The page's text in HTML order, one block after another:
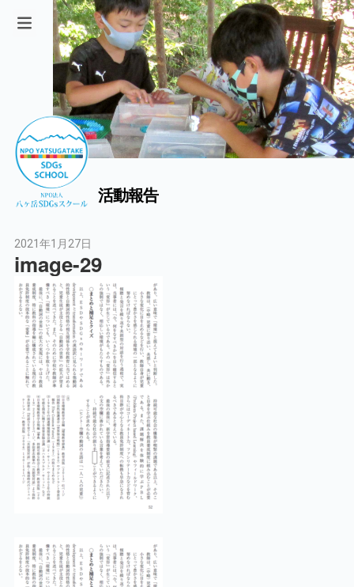
活動報告
2021年1月27日
image-29